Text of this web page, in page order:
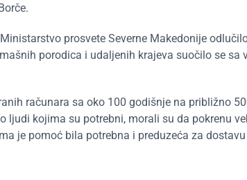
prosvete Severne Makedonije
porodica i udaljenih krajeva suočilo se sa
računara sa oko 100 godišnje na približno
kojima su potrebni, morali su da pokrenu
je pomoć bila potrebna i preduzeća za